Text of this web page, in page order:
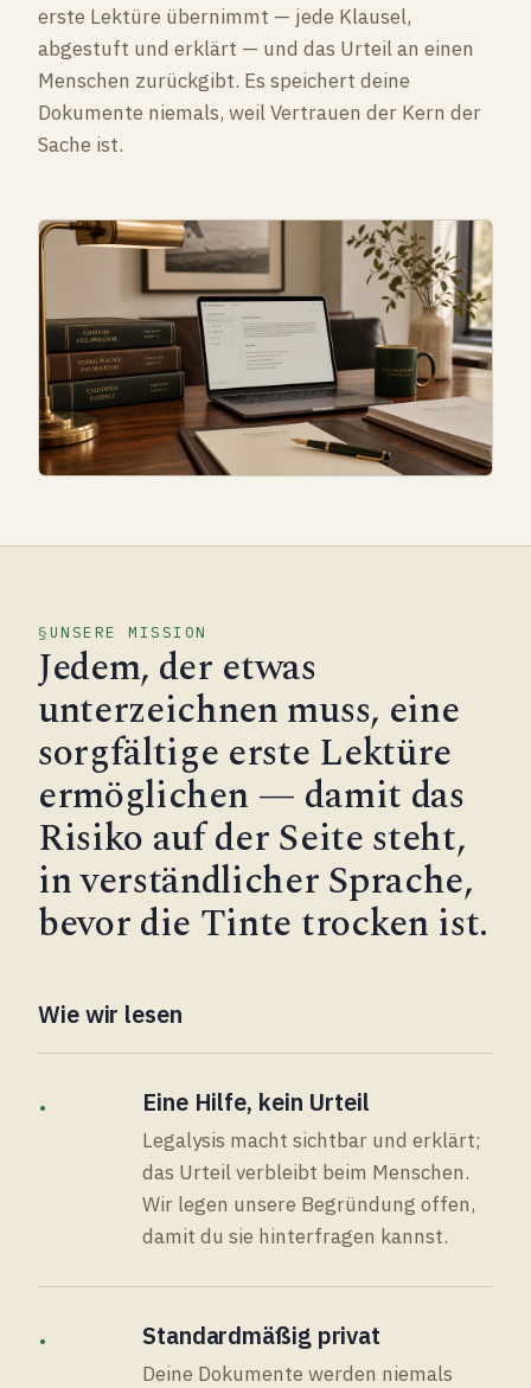
erste Lektüre übernimmt — jede Klausel,
abgestuft und erklärt — und das Urteil an einen
Menschen zurückgibt. Es speichert deine
Dokumente niemals, weil Vertrauen der Kern der
Sache ist.
UNSERE MISSION
Jedem, der etwas
unterzeichnen muss, eine
sorgfältige erste Lektüre
ermöglichen — damit das
Risiko auf der Seite steht,
in verständlicher Sprache,
bevor die Tinte trocken ist.
Wie wir lesen
· Eine Hilfe, kein Urteil
Legalysis macht sichtbar und erklärt;
das Urteil verbleibt beim Menschen.
Wir legen unsere Begründung offen,
damit du sie hinterfragen kannst.
· Standardmäßig privat
Deine Dokumente werden niemals